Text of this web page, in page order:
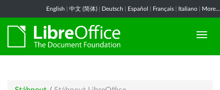
English 中文 (简体) Deutsch Español Français Italiano More...